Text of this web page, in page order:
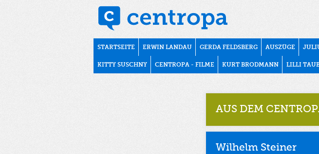
november1938
Hauptmenü
STARTSEITE ERWIN LANDAU GERDA FELDSBERG AUSZÜGE
KITTY SUSCHNY CENTROPA - FILME KURT BRODMANN LILLI
AUS DEM
Wilhelm Steiner